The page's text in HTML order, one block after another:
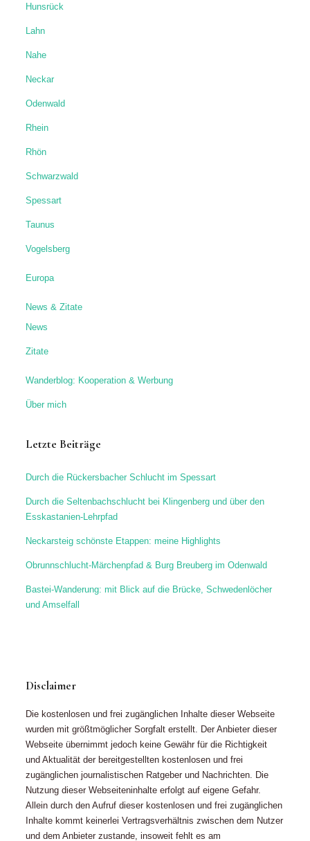
Hunsrück
Lahn
Nahe
Neckar
Odenwald
Rhein
Rhön
Schwarzwald
Spessart
Taunus
Vogelsberg
Europa
News & Zitate
News
Zitate
Wanderblog: Kooperation & Werbung
Über mich
Letzte Beiträge
Durch die Rückersbacher Schlucht im Spessart
Durch die Seltenbachschlucht bei Klingenberg und über den
Esskastanien-Lehrpfad
Neckarsteig schönste Etappen: meine Highlights
Obrunnschlucht-Märchenpfad & Burg Breuberg im Odenwald
Bastei-Wanderung: mit Blick auf die Brücke, Schwedenlöcher
und Amselfall
Disclaimer
Die kostenlosen und frei zugänglichen Inhalte dieser Webseite
wurden mit größtmöglicher Sorgfalt erstellt. Der Anbieter dieser
Webseite übernimmt jedoch keine Gewähr für die Richtigkeit
und Aktualität der bereitgestellten kostenlosen und frei
zugänglichen journalistischen Ratgeber und Nachrichten. Die
Nutzung dieser Webseiteninhalte erfolgt auf eigene Gefahr.
Allein durch den Aufruf dieser kostenlosen und frei zugänglichen
Inhalte kommt keinerlei Vertragsverhältnis zwischen dem Nutzer
und dem Anbieter zustande, insoweit fehlt es am